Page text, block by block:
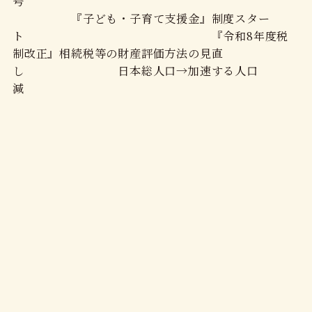
『子ども・子育て支援金』制度スター
ト 『令和8年度税
制改正』相続税等の財産評価方法の見直
し 日本総人口→加速する人口
減